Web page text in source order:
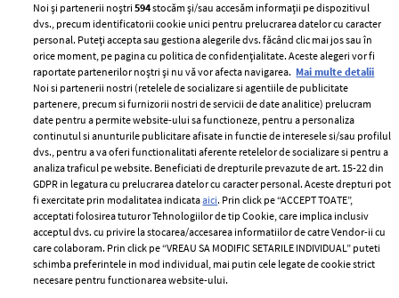
ELLE Style Awards
2024
Despre ELLE
Romania
Contact
Abonamente
Termeni si conditii
Politica de
confidențialitate
Politica de cookies
Publicitate
Noi și partenerii noștri594stocăm și/sau accesăm informații pe dispozitivul
dvs., precum identificatorii cookie unici pentru prelucrarea datelor cu caracter
personal. Puteți accepta sau gestiona alegerile dvs. făcând clic mai jos sau în
orice moment, pe pagina cu politica de confidențialitate. Aceste alegeri vor fi
raportate partenerilor noștri și nu vă vor afecta navigarea. Mai multe detalii
Noi si partenerii nostri (retelele de socializare si agentiile de publicitate
partenere, precum si furnizorii nostri de servicii de date analitice) prelucram
date pentru a permite website-ului sa functioneze, pentru a personaliza
continutul si anunturile publicitare afisate in functie de interesele si/sau profilul
dvs., pentru a va oferi functionalitati aferente retelelor de socializare si pentru a
analiza traficul pe website. Beneficiati de drepturile prevazute de art. 15-22 din
GDPR in legatura cu prelucrarea datelor cu caracter personal. Aceste drepturi pot
fi exercitate prin modalitatea indicataaici. Prin click pe “ACCEPT TOATE”,
acceptati folosirea tuturor Tehnologiilor de tip Cookie, care implica inclusiv
acceptul dvs. cu privire la stocarea/accesarea informatiilor de catre Vendor-ii cu
care colaboram. Prin click pe “VREAU SA MODIFIC SETARILE INDIVIDUAL” puteti
schimba preferintele in mod individual, mai putin cele legate de cookie strict
necesare pentru functionarea website-ului.